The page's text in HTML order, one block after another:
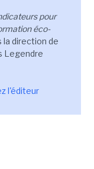
pour
éco-
direction de
Legendre
l'éditeur